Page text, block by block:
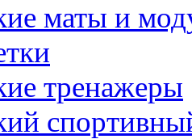
маты и
тренажеры